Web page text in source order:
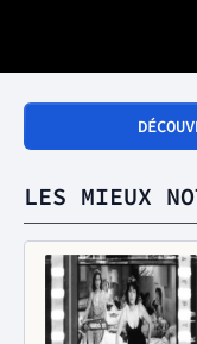
LES MIEUX